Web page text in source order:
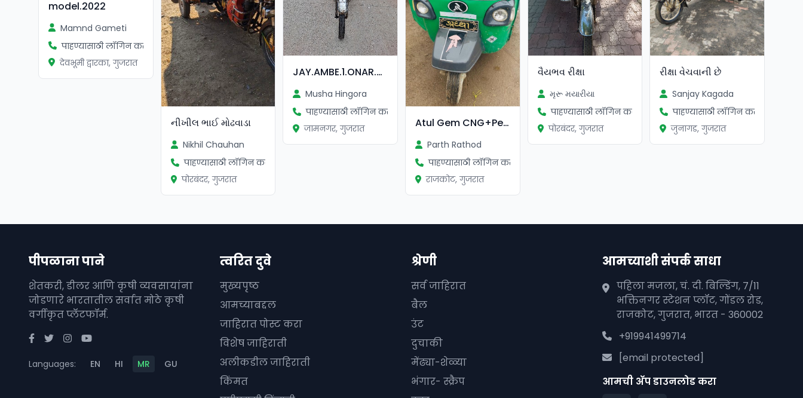
model.2022
Mamnd Gameti
पाहण्यासाठी लॉगिन करा
देवभूमी द्वारका, गुजरात
નીખીલ ભાઈ મોઢવાડા
Nikhil Chauhan
पाहण्यासाठी लॉगिन करा
पोरबंदर, गुजरात
JAY.AMBE.1.ONAR.2018.MODAL.1.25.000
Musha Hingora
पाहण्यासाठी लॉगिन करा
जामनगर, गुजरात
Atul Gem CNG+Petrol રીક્ષા વેચવાની છે.
Parth Rathod
पाहण्यासाठी लॉगिन करा
राजकोट, गुजरात
વૈયભવ રીક્ષા
મૃરૂ મયારીયા
पाहण्यासाठी लॉगिन करा
पोरबंदर, गुजरात
રીક્ષા વેચવાની છે
Sanjay Kagada
पाहण्यासाठी लॉगिन करा
जुनागड, गुजरात
पीपळाना पाने
शेतकरी, डीलर आणि कृषी व्यवसायांना
जोडणारे भारतातील सर्वात मोठे कृषी
वर्गीकृत प्लॅटफॉर्म.
Languages: EN HI MR GU
त्वरित दुवे
मुख्यपृष्ठ
आमच्याबद्दल
जाहिरात पोस्ट करा
विशेष जाहिराती
अलीकडील जाहिराती
किंमत
श्रेणी
सर्व जाहिरात
बैल
उंट
दुचाकी
मेंढ्या-शेळ्या
भंगार- स्क्रैप
आमच्याशी संपर्क साधा
पहिला मजला, चं. दी. बिल्डिंग, 7/11
भक्तिनगर स्टेशन प्लॉट, गोंडल रोड,
राजकोट, गुजरात, भारत - 360002
+919941499714
[email protected]
आमची अ‍ॅप डाउनलोड करा